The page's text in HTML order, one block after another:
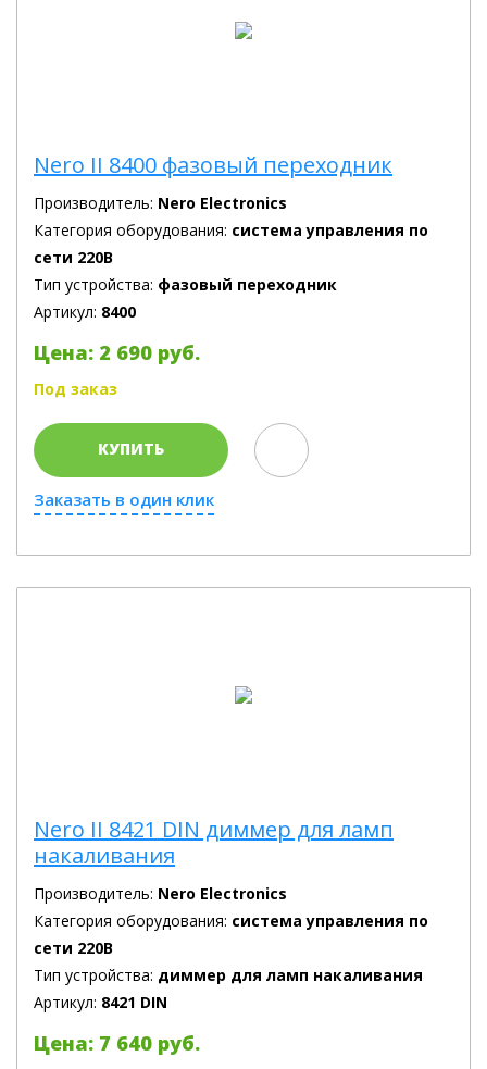
Nero II 8400 фазовый переходник
Производитель: Nero Electronics
Категория оборудования: система управления по
сети 220В
Тип устройства: фазовый переходник
Артикул: 8400
Цена: 2 690 руб.
Под заказ
КУПИТЬ
Заказать в один клик
Nero II 8421 DIN диммер для ламп
накаливания
Производитель: Nero Electronics
Категория оборудования: система управления по
сети 220В
Тип устройства: диммер для ламп накаливания
Артикул: 8421 DIN
Цена: 7 640 руб.